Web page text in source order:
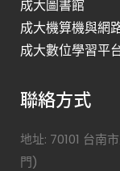
成大圖書館
成大機算機與網
成大數位學習
聯絡方式
地址: 70101 台南
門)